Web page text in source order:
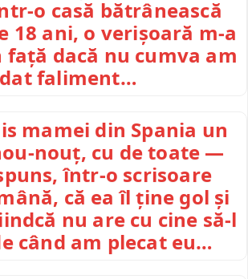
o casă bătrânească
18 ani, o verișoară m-a
dacă nu cumva am
dat faliment…
mamei din Spania un
nouț, cu de toate —
într-o scrisoare
că ea îl ține gol și
nu are cu cine să-l
când am plecat eu…